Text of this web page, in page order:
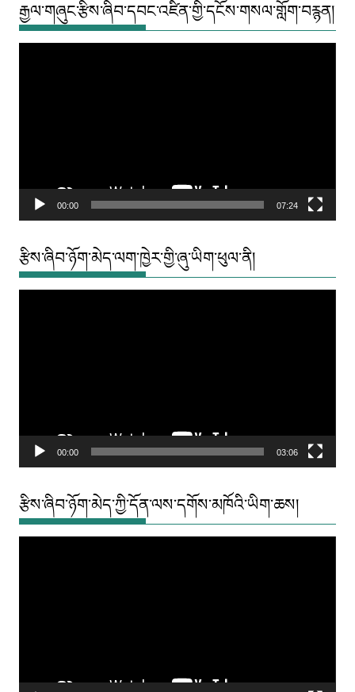
རྒྱལ་གཞུང་རྩིས་ཞིབ་དབང་འཛིན་གྱི་དངོས་གསལ་གློག་བརྙན།
00:00 07:24
རྩིས་ཞིབ་ཉོག་མེད་ལག་ཁྱེར་གྱི་ཞུ་ཡིག་ཕུལ་ནི།
00:00 03:06
རྩིས་ཞིབ་ཉོག་མེད་ཀྱི་དོན་ལས་དགོས་མཁོའི་ཡིག་ཆས།